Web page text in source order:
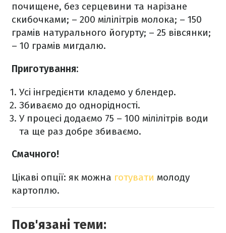
почищене, без серцевини та нарізане
скибочками; – 200 мілілітрів молока; – 150
грамів натурального йогурту; – 25 вівсянки;
– 10 грамів мигдалю.
Приготування:
Усі інгредієнти кладемо у блендер.
Збиваємо до однорідності.
У процесі додаємо 75 – 100 мілілітрів води
та ще раз добре збиваємо.
Смачного!
Цікаві опції: як можна готувати молоду
картоплю.
Пов'язані теми: